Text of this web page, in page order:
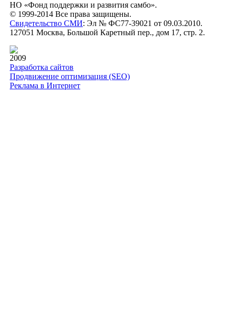
НО «Фонд поддержки и развития самбо».
© 1999-2014 Все права защищены.
Свидетельство СМИ: Эл № ФС77-39021 от 09.03.2010.
127051 Москва, Большой Каретный пер., дом 17, стр. 2.
2009
Разработка сайтов
Продвижение оптимизация (SEO)
Реклама в Интернет